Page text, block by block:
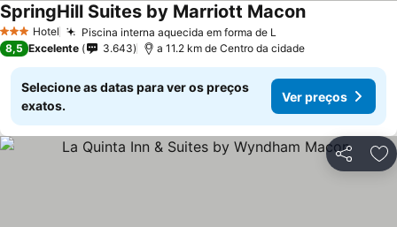
3 EstrelasHotel Piscina interna aquecida em forma de L
SpringHill Suites by Marriott Macon
8,5 Excelente 3.643 a 11.2 km de Centro da cidade
Selecione as datas para ver os preços
exatos.
Ver preços
Partilhar